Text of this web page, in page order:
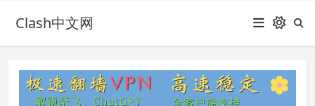
Clash中文网